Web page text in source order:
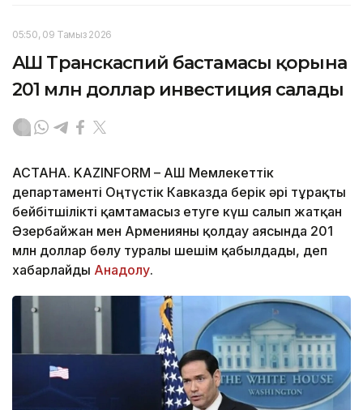
05:50, 09 Тамыз 2026
АҚШ Транскаспий бастамасы қорына
201 млн доллар инвестиция салады
АСТАНА. KAZINFORM – АҚШ Мемлекеттік
департаменті Оңтүстік Кавказда берік әрі тұрақты
бейбітшілікті қамтамасыз етуге күш салып жатқан
Әзербайжан мен Арменияны қолдау аясында 201
млн доллар бөлу туралы шешім қабылдады, деп
хабарлайды Анадолу.